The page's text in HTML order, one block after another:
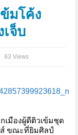
มโค้ง
จ็บ
63 Views
มืองผู้ดีติวเข้มชุด
ขณะที่ยิมศิลป์